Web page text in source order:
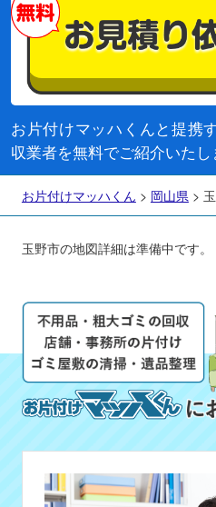
お片付けマッハくんと提携
収業者を無料でご紹介いたし
お片付けマッハくん > 岡山県 >
玉野市の地図詳細は準備中です。